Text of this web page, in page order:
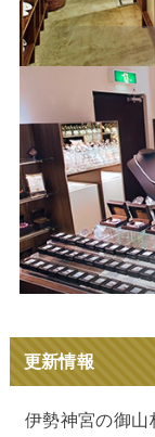
更新情報
伊勢神宮の御